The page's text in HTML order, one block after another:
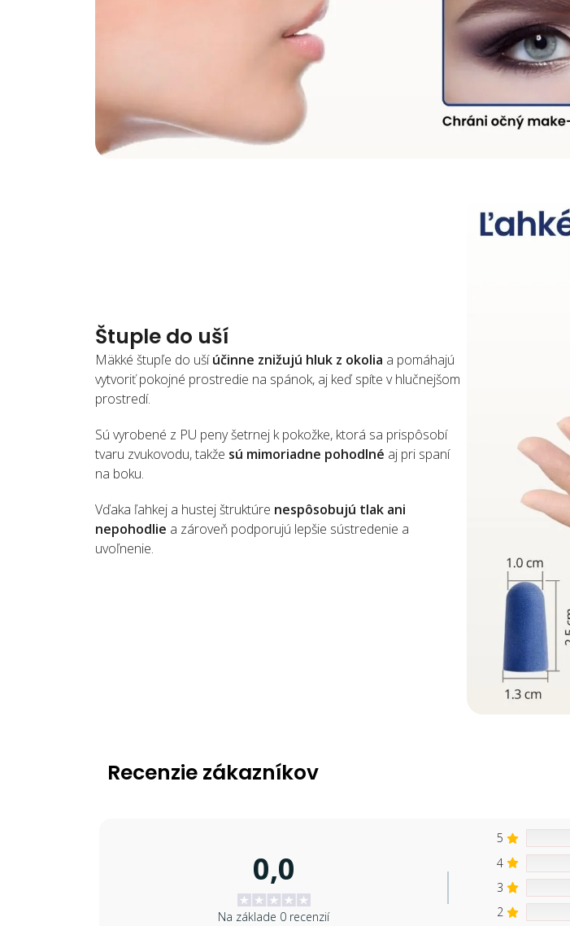
Štuple do uší
Mäkké štupľe do ušíúčinne znižujú hluk z okolia a pomáhajú
vytvoriť pokojné prostredie na spánok, aj keď spíte v hlučnejšom
prostredí.
Sú vyrobené z PU peny šetrnej k pokožke, ktorá sa prispôsobí
tvaru zvukovodu, takže sú mimoriadne pohodlné aj pri spaní
na boku.
Vďaka ľahkej a hustej štruktúre nespôsobujú tlak ani
nepohodlie a zároveň podporujú lepšie sústredenie a
uvoľnenie.
Recenzie zákazníkov
0,0
Na základe 0 recenzií
5
4
3
2